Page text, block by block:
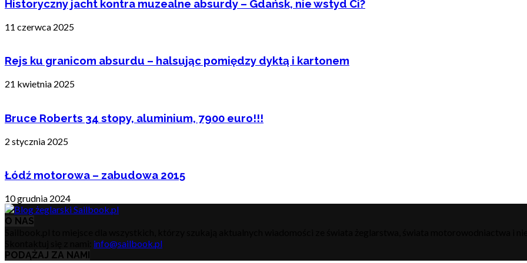
Historyczny jacht kontra muzealne absurdy – Gdańsk, nie wstyd Ci?
11 czerwca 2025
Rejs ku granicom absurdu – halsując pomiędzy dyktą i kartonem
21 kwietnia 2025
Bruce Roberts 34 stopy, aluminium, 7900 euro!!!
2 stycznia 2025
Łódź motorowa – zabudowa 2015
10 grudnia 2024
O NAS
info@sailbook.pl
PODĄŻAJ ZA NAMI